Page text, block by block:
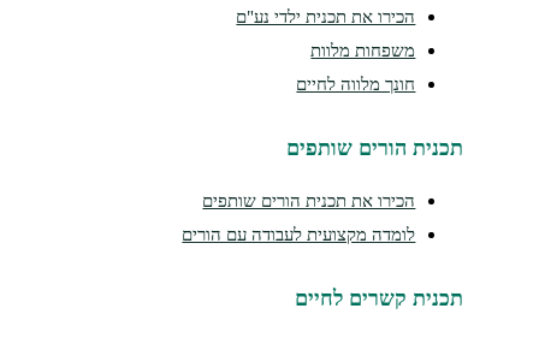
הכירו את תכנית ילדי נע"ם
משפחות מלוות
חונך מלווה לחיים
הורים שותפים
הכירו את תכנית הורים שותפים
לומדה מקצועית לעבודה עם הורים
קשרים לחיים